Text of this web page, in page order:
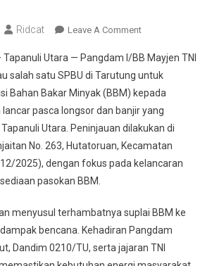
Ridcat Leave A CommentOn
I/BB
Tinjau
SPBU
Di
Taput,
Pastikan
Distribusi
Lancar
Utara — Pangdam I/BB Mayjen TNI
salah satu SPBU di Tarutung untuk
Bahan Bakar Minyak (BBM) kepada
pasca longsor dan banjir yang
Utara. Peninjauan dilakukan di
No. 263, Hutatoruan, Kecamatan
2025), dengan fokus pada kelancaran
pasokan BBM.
menyusul terhambatnya suplai BBM ke
bencana. Kehadiran Pangdam
Dandim 0210/TU, serta jajaran TNI